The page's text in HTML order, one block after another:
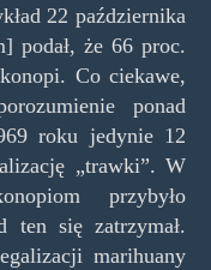
22 października
podał, że 66 proc.
Co ciekawe,
ponad
roku jedynie 12
„trawki”. W
przybyło
ten się zatrzymał.
marihuany